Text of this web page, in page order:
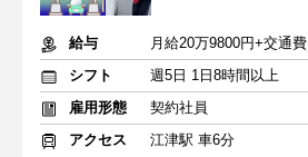
給与
月給20万9800円+交通費
シフト
週5日 1日8時間以上
雇用形態
契約社員
アクセス
江津駅 車6分